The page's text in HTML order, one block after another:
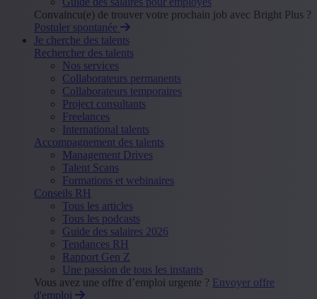
Convaincu(e) de trouver votre prochain job avec Bright Plus ?
Postuler spontanée
Je cherche des talents
Rechercher des talents
Nos services
Collaborateurs permanents
Collaborateurs temporaires
Project consultants
Freelances
International talents
Accompagnement des talents
Management Drives
Talent Scans
Formations et webinaires
Conseils RH
Tous les articles
Tous les podcasts
Guide des salaires 2026
Tendances RH
Rapport Gen Z
Une passion de tous les instants
Vous avez une offre d’emploi urgente ? Envoyer offre
d'emploi